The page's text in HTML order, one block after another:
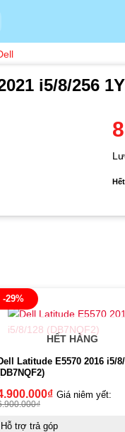
i5/8/256
-29%
HẾT HÀNG
Latitude E5570 2016 i5/
₫ Giá niêm yết:
₫
Hỗ trợ trả góp